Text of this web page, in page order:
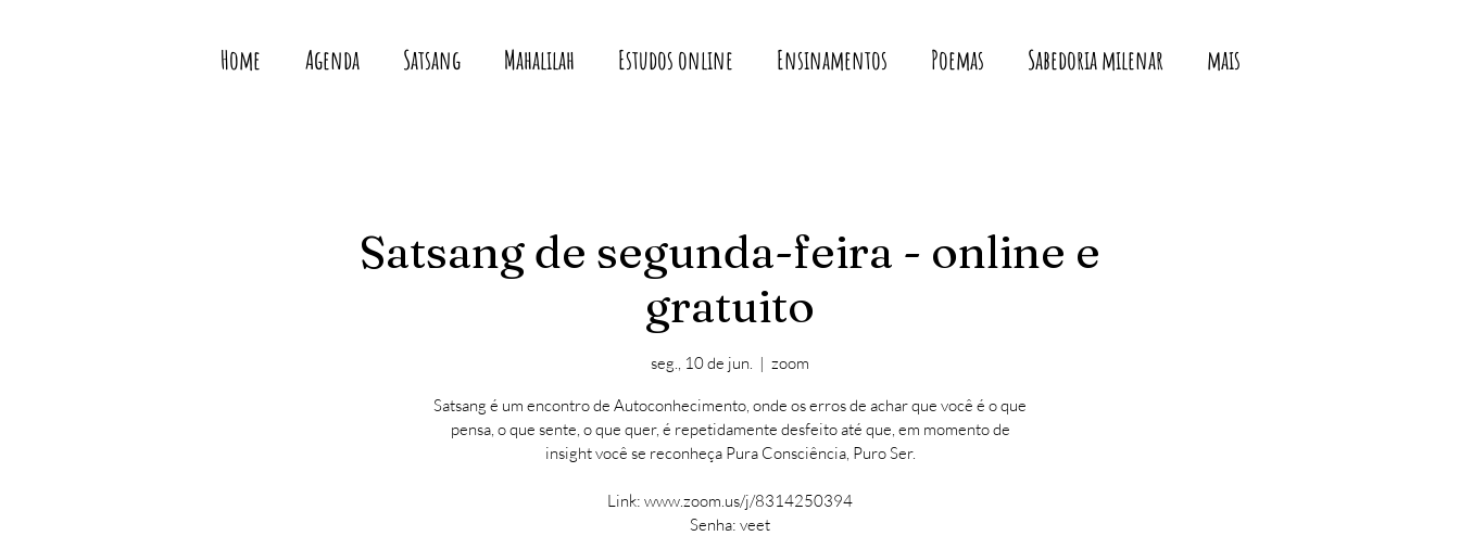
Home Agenda Satsang Mahalilah Estudos online Ensinamentos Poemas Sabedoria milenar mais
Satsang de segunda-feira - online e
gratuito
seg., 10 de jun.
  |
zoom
Satsang é um encontro de Autoconhecimento, onde os erros de achar que você é o que
pensa, o que sente, o que quer, é repetidamente desfeito até que, em momento de
insight você se reconheça Pura Consciência, Puro Ser.
Link: www.zoom.us/j/8314250394
Senha: veet